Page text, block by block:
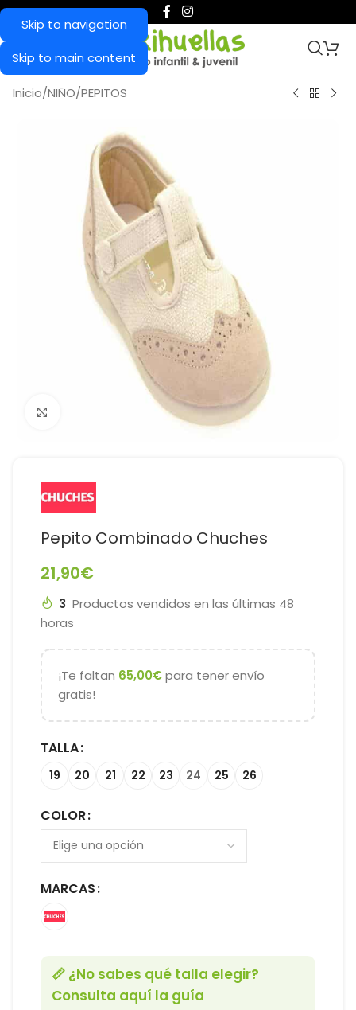
Skip to navigation
Skip to main content
Inicio/NIÑO/PEPITOS
Haga Click para agrandar
Pepito Combinado Chuches
21,90€
3 Productos vendidos en las últimas 48
horas
¡Te faltan 65,00€para tener envío
gratis!
TALLA
19 20 21 22 23 24 25 26
COLOR
MARCAS
📏 ¿No sabes qué talla elegir?
Consulta aquí la guía